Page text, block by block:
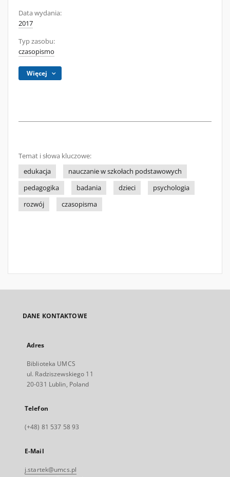
Data wydania:
2017
Typ zasobu:
czasopismo
Więcej
Temat i słowa kluczowe:
edukacja
nauczanie w szkołach podstawowych
pedagogika
badania dzieci
psychologia
rozwój
czasopisma
DANE KONTAKTOWE
Adres
Biblioteka UMCS
ul. Radziszewskiego 11
20-031 Lublin, Poland
Telefon
(+48) 81 537 58 93
E-Mail
j.startek@umcs.pl